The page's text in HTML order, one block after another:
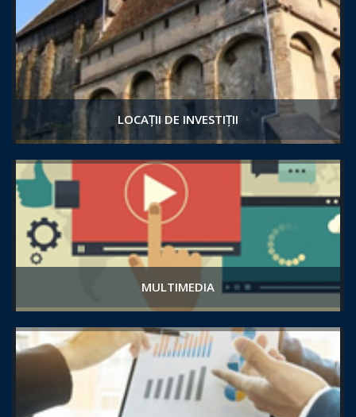
LOCAȚII DE INVESTIȚII
MULTIMEDIA